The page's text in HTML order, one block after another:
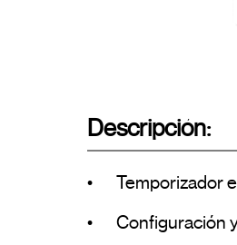
Descripción:
•	Temporizador electrónico accionado por fichas KNX
•	Configuración y ajuste a través de ETS